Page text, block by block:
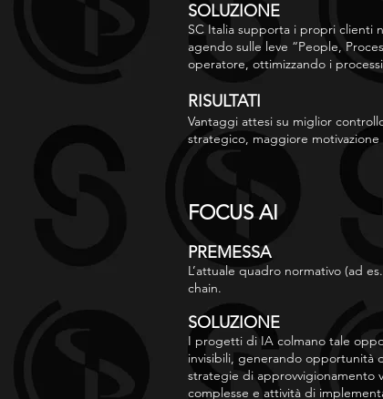
SOLUZIONE
SC Italia supporta i propri clienti
agendo sulle leve “People,
operatore, ottimizzando i
RISULTATI
Vantaggi attesi su miglior
strategico, maggiore
FOCUS AI
PREMESSA
L’attuale quadro normativo (ad
chain.
SOLUZIONE
I progetti di IA colmano tale
invisibili, generando opportunità
strategie di approvvigionamento
complesse e attività di